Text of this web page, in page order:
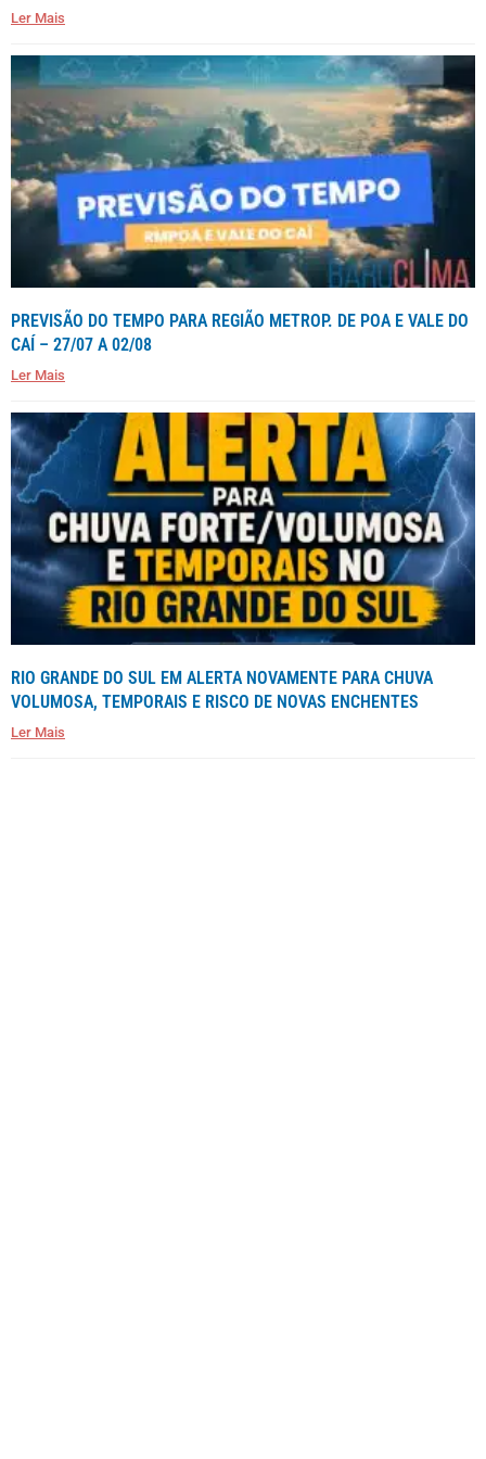
Ler Mais
PREVISÃO DO TEMPO PARA REGIÃO METROP. DE POA E VALE DO
CAÍ – 27/07 A 02/08
Ler Mais
RIO GRANDE DO SUL EM ALERTA NOVAMENTE PARA CHUVA
VOLUMOSA, TEMPORAIS E RISCO DE NOVAS ENCHENTES
Ler Mais